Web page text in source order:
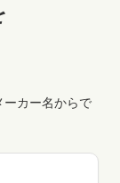
ーカー名からで